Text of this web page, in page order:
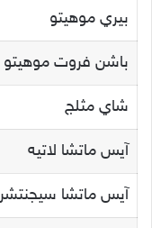
بيري موهيتو
باشن فروت موهيتو
شاي مثلج
آيس ماتشا لاتيه
آيس ماتشا سيجنتشر